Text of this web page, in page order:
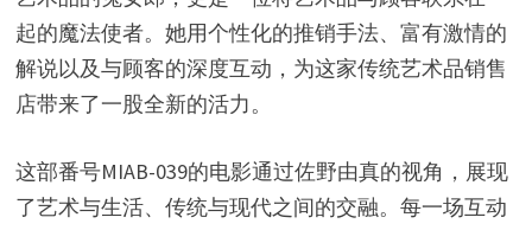
起的魔法使者。她用个性化的推销手法、富有激情的
解说以及与顾客的深度互动，为这家传统艺术品销售
店带来了一股全新的活力。
这部番号MIAB-039的电影通过佐野由真的视角，展现
了艺术与生活、传统与现代之间的交融。每一场互动